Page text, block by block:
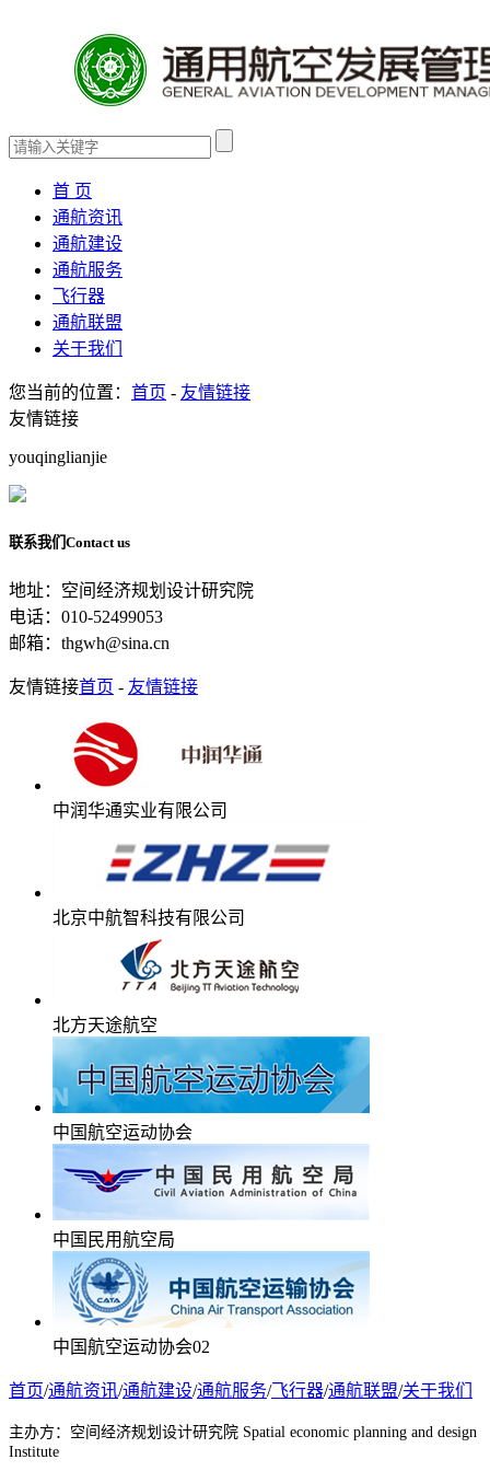
首 页
通航资讯
通航建设
通航服务
飞行器
通航联盟
关于我们
您当前的位置： 首页 - 友情链接
友情链接
youqinglianjie
联系我们 Contact us
地址：空间经济规划设计研究院
电话：010-52499053
邮箱：thgwh@sina.cn
友情链接首页 - 友情链接
中润华通实业有限公司
北京中航智科技有限公司
北方天途航空
中国航空运动协会
中国民用航空局
中国航空运动协会02
首页/通航资讯/通航建设/通航服务/飞行器/通航联盟/关于我们
主办方： 空间经济规划设计研究院 Spatial economic planning and design
Institute